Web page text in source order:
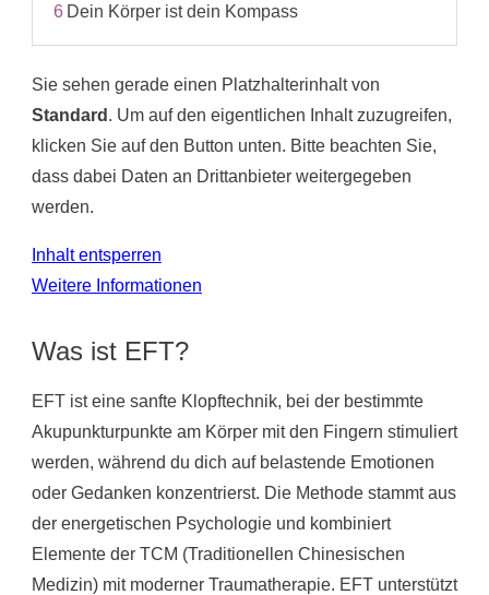
6 Dein Körper ist dein Kompass
Sie sehen gerade einen Platzhalterinhalt von
Standard . Um auf den eigentlichen Inhalt zuzugreifen,
klicken Sie auf den Button unten. Bitte beachten Sie,
dass dabei Daten an Drittanbieter weitergegeben
werden.
Inhalt entsperren
Weitere Informationen
Was ist EFT?
EFT ist eine sanfte Klopftechnik, bei der bestimmte
Akupunkturpunkte am Körper mit den Fingern stimuliert
werden, während du dich auf belastende Emotionen
oder Gedanken konzentrierst. Die Methode stammt aus
der energetischen Psychologie und kombiniert
Elemente der TCM (Traditionellen Chinesischen
Medizin) mit moderner Traumatherapie. EFT unterstützt